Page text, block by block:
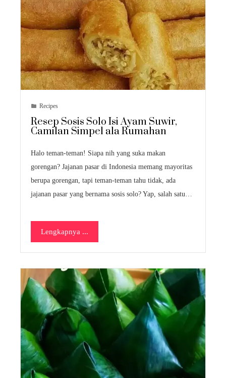
Recipes
Resep Sosis Solo Isi Ayam Suwir,
Camilan Simpel ala Rumahan
Halo teman-teman! Siapa nih yang suka makan
gorengan? Jajanan pasar di Indonesia memang mayoritas
berupa gorengan, tapi teman-teman tahu tidak, ada
jajanan pasar yang bernama sosis solo? Yap, salah satu…
Lengkapnya ...